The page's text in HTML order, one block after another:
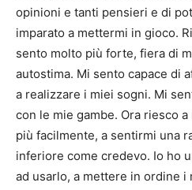
opinioni e tanti pensieri e di
imparato a mettermi in gioco.
sento molto più forte, fiera di
autostima. Mi sento capace di
a realizzare i miei sogni. Mi
con le mie gambe. Ora riesco
più facilmente, a sentirmi una
inferiore come credevo. Io ho
ad usarlo, a mettere in ordine i